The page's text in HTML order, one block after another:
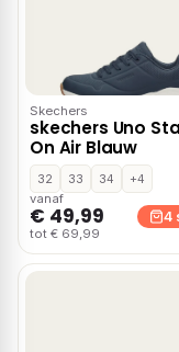
Skechers
skechers Uno
On Air Blauw
32 33 34
+4
vanaf
€ 49,99
tot € 69,99
4